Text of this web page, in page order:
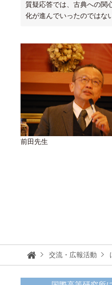
質疑応答では、古典への関
化が進んでいったのではな
前田先生
交流・広報活動